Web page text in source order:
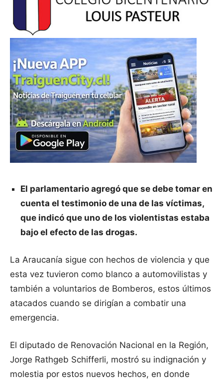
El parlamentario agregó que se debe tomar en
cuenta el testimonio de una de las víctimas,
que indicó que uno de los violentistas estaba
bajo el efecto de las drogas.
La Araucanía sigue con hechos de violencia y que
esta vez tuvieron como blanco a automovilistas y
también a voluntarios de Bomberos, estos últimos
atacados cuando se dirigían a combatir una
emergencia.
El diputado de Renovación Nacional en la Región,
Jorge Rathgeb Schifferli, mostró su indignación y
molestia por estos nuevos hechos, en donde